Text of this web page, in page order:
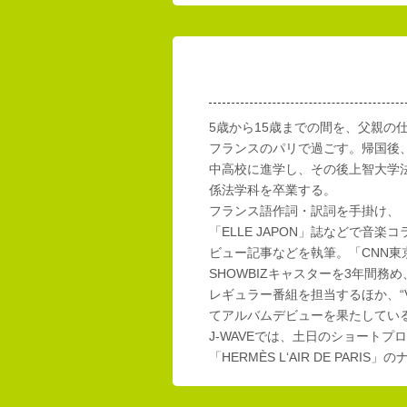
5歳から15歳までの間を、父親の
フランスのパリで過ごす。帰国後
中高校に進学し、その後上智大学
係法学科を卒業する。
フランス語作詞・訳詞を手掛け、
「ELLE JAPON」誌などで音楽コ
ビュー記事などを執筆。「CNN東
SHOWBIZキャスターを3年間務め
レギュラー番組を担当するほか、
てアルバムデビューを果たしてい
J-WAVEでは、土日のショートプ
「HERMÈS L‘AIR DE PARIS」